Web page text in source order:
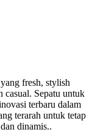
fresh, stylish
casual. Sepatu untuk
terbaru dalam
terarah untuk tetap
dinamis..